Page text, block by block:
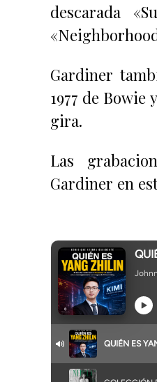
descarada
Gardiner
1977 de
gira.
Las
Gardiner en